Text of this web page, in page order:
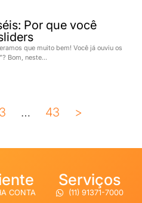
Por que você
que muito bem! Você já ouviu os
Bom, neste...
3 … 43 >
CONTA
Serviços
(11) 91371-7000